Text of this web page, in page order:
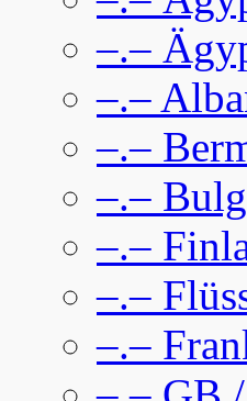
–.–
–.–
–.–
–.–
–.–
–.–
–.–